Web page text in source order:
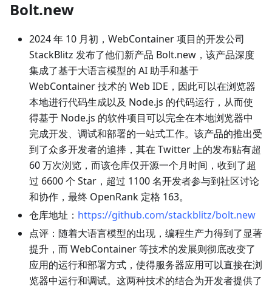
Bolt.new
2024 年 10 月初，WebContainer 项目的开发公司
StackBlitz 发布了他们新产品 Bolt.new，该产品深度
集成了基于大语言模型的 AI 助手和基于
WebContainer 技术的 Web IDE，因此可以在浏览器
本地进行代码生成以及 Node.js 的代码运行，从而使
得基于 Node.js 的软件项目可以完全在本地浏览器中
完成开发、调试和部署的一站式工作。该产品的推出受
到了众多开发者的追捧，其在 Twitter 上的发布贴有超
60 万次浏览，而该仓库仅开源一个月时间，收到了超
过 6600 个 Star，超过 1100 名开发者参与到社区讨论
和协作，最终 OpenRank 定格 163。
仓库地址： https://github.com/stackblitz/bolt.new
点评：随着大语言模型的出现，编程生产力得到了显著
提升，而 WebContainer 等技术的发展则彻底改变了
应用的运行和部署方式，使得服务器应用可以直接在浏
览器中运行和调试。这两种技术的结合为开发者提供了